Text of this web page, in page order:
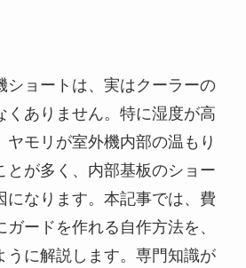
ショートは、実はクーラーの
くありません。特に湿度が高
ヤモリが室外機内部の温もり
とが多く、内部基板のショー
になります。本記事では、費
ードを作れる自作方法を、
うに解説します。専門知識が